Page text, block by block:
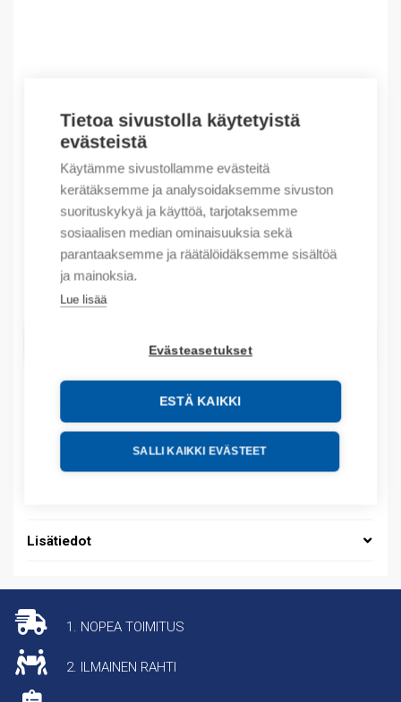
Tietoa sivustolla käytetyistä
evästeistä
Käytämme sivustollamme evästeitä
kerätäksemme ja analysoidaksemme sivuston
suorituskykyä ja käyttöä, tarjotaksemme
sosiaalisen median ominaisuuksia sekä
parantaaksemme ja räätälöidäksemme sisältöä
ja mainoksia.
Lue lisää
Evästeasetukset
ESTÄ KAIKKI
SALLI KAIKKI EVÄSTEET
Outlet – Erikoishinnat
(X) EEPROM MEMORY W. SLC5/03, 5/04, 5/05
233,87€/ myyntierä
Myyntierä sis. 1 kpl
Määrä
Määrä
LISÄÄ OSTOSKORIIN
Tuotekoodit
Tilauskoodi: 1747M13
Lisätiedot
1. NOPEA TOIMITUS
2. ILMAINEN RAHTI